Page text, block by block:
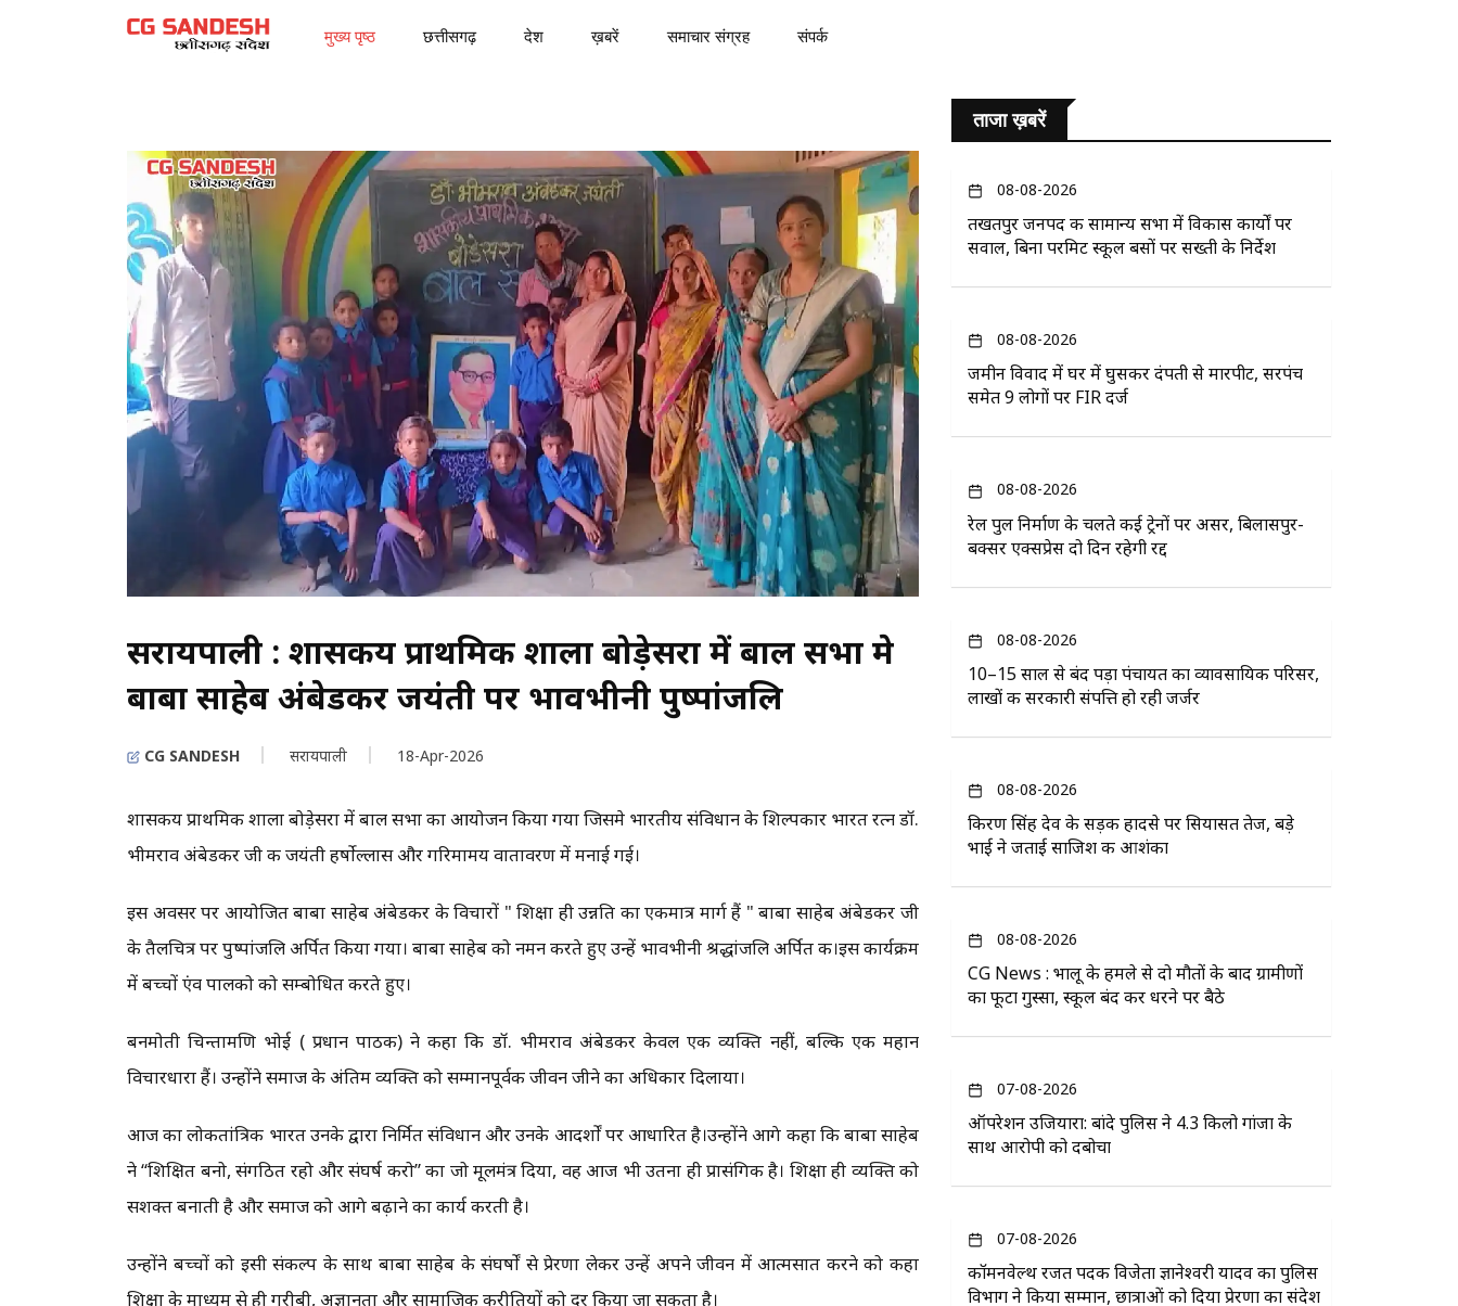
मुख्य पृष्ठ छत्तीसगढ़ देश ख़बरें समाचार संग्रह संपर्क
सरायपाली : शासकीय प्राथमिक शाला बोडे़सरा में बाल सभा मे
बाबा साहेब अंबेडकर जयंती पर भावभीनी पुष्पांजलि
CG SANDESH सरायपाली 18-Apr-2026
शासकीय प्राथमिक शाला बोडे़सरा में बाल सभा का आयोजन किया गया जिसमे भारतीय संविधान के शिल्पकार भारत रत्न डॉ.
भीमराव अंबेडकर जी की जयंती हर्षोल्लास और गरिमामय वातावरण में मनाई गई।
इस अवसर पर आयोजित बाबा साहेब अंबेडकर के विचारों " शिक्षा ही उन्नति का एकमात्र मार्ग हैं " बाबा साहेब अंबेडकर जी
के तैलचित्र पर पुष्पांजलि अर्पित किया गया। बाबा साहेब को नमन करते हुए उन्हें भावभीनी श्रद्धांजलि अर्पित की।इस कार्यक्रम
में बच्चों एंव पालको को सम्बोधित करते हुए।
बनमोती चिन्तामणि भोई ( प्रधान पाठक) ने कहा कि डॉ. भीमराव अंबेडकर केवल एक व्यक्ति नहीं, बल्कि एक महान
विचारधारा हैं। उन्होंने समाज के अंतिम व्यक्ति को सम्मानपूर्वक जीवन जीने का अधिकार दिलाया।
आज का लोकतांत्रिक भारत उनके द्वारा निर्मित संविधान और उनके आदर्शों पर आधारित है।उन्होंने आगे कहा कि बाबा साहेब
ने “शिक्षित बनो, संगठित रहो और संघर्ष करो” का जो मूलमंत्र दिया, वह आज भी उतना ही प्रासंगिक है। शिक्षा ही व्यक्ति को
सशक्त बनाती है और समाज को आगे बढ़ाने का कार्य करती है।
उन्होंने बच्चों को इसी संकल्प के साथ बाबा साहेब के संघर्षों से प्रेरणा लेकर उन्हें अपने जीवन में आत्मसात करने को कहा
शिक्षा के माध्यम से ही गरीबी, अज्ञानता और सामाजिक कुरीतियों को दूर किया जा सकता है।
ताजा ख़बरें
08-08-2026
तखतपुर जनपद की सामान्य सभा में विकास कार्यों पर
सवाल, बिना परमिट स्कूल बसों पर सख्ती के निर्देश
08-08-2026
जमीन विवाद में घर में घुसकर दंपती से मारपीट, सरपंच
समेत 9 लोगों पर FIR दर्ज
08-08-2026
रेल पुल निर्माण के चलते कई ट्रेनों पर असर, बिलासपुर-
बक्सर एक्सप्रेस दो दिन रहेगी रद्द
08-08-2026
10–15 साल से बंद पड़ा पंचायत का व्यावसायिक परिसर,
लाखों की सरकारी संपत्ति हो रही जर्जर
08-08-2026
किरण सिंह देव के सड़क हादसे पर सियासत तेज, बड़े
भाई ने जताई साजिश की आशंका
08-08-2026
CG News : भालू के हमले से दो मौतों के बाद ग्रामीणों
का फूटा गुस्सा, स्कूल बंद कर धरने पर बैठे
07-08-2026
ऑपरेशन उजियारा: बांदे पुलिस ने 4.3 किलो गांजा के
साथ आरोपी को दबोचा
07-08-2026
कॉमनवेल्थ रजत पदक विजेता ज्ञानेश्वरी यादव का पुलिस
विभाग ने किया सम्मान, छात्राओं को दिया प्रेरणा का संदेश